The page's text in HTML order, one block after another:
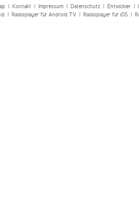
| Kontakt| Impressum| Datenschutz| Entwickler|
| Radioplayer für Android TV| Radioplayer für iOS|